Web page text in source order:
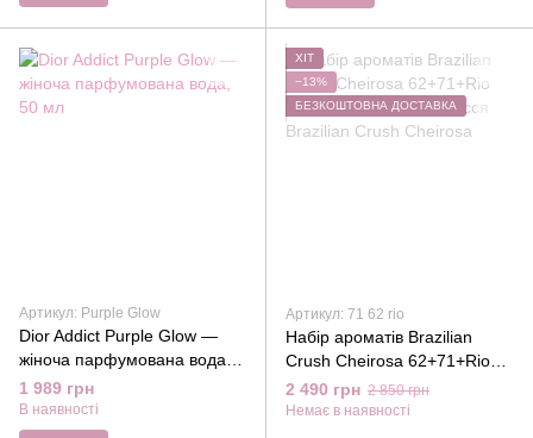
Артикул: Purple Glow
Dior Addict Purple Glow —
жіноча парфумована вода,
50 мл
1 989 грн
В наявності
ХІТ
−13%
БЕЗКОШТОВНА ДОСТАВКА
Артикул: 71 62 rio
Набір ароматів Brazilian
Crush Cheirosa 62+71+Rio
спрей для тіла та волосся
Brazilian Crush Cheirosa
2 490 грн 2 850 грн
Немає в наявності